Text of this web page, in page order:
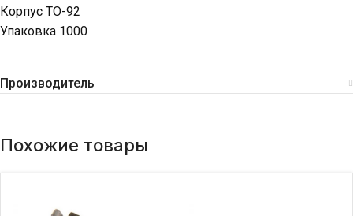
Корпус TO-92
Упаковка 1000
Производитель
Похожие товары